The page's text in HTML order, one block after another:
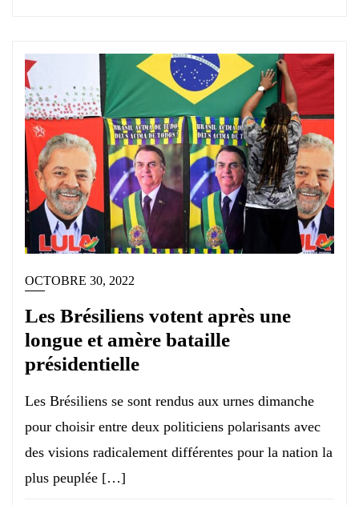
OCTOBRE 30, 2022
Les Brésiliens votent après une
longue et amère bataille
présidentielle
Les Brésiliens se sont rendus aux urnes dimanche
pour choisir entre deux politiciens polarisants avec
des visions radicalement différentes pour la nation la
plus peuplée […]